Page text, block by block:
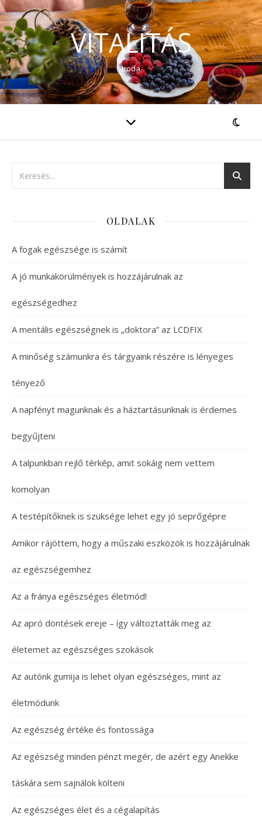
VITALITÁS
Iroda
OLDALAK
A fogak egészsége is számít
A jó munkakörülmények is hozzájárulnak az
egészségedhez
A mentális egészségnek is „doktora” az LCDFIX
A minőség számunkra és tárgyaink részére is lényeges
tényező
A napfényt magunknak és a háztartásunknak is érdemes
begyűjteni
A talpunkban rejlő térkép, amit sokáig nem vettem
komolyan
A testépítőknek is szüksége lehet egy jó seprőgépre
Amikor rájöttem, hogy a műszaki eszközök is hozzájárulnak
az egészségemhez
Az a fránya egészséges életmód!
Az apró döntések ereje – így változtatták meg az
életemet az egészséges szokások
Az autónk gumija is lehet olyan egészséges, mint az
életmódunk
Az egészség értéke és fontossága
Az egészség minden pénzt megér, de azért egy Anekke
táskára sem sajnálok költeni
Az egészséges élet és a cégalapítás